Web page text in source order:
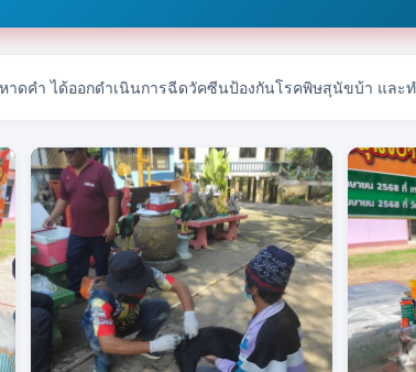
าดคำ ได้ออกดำเนินการฉีดวัคซีนป้องกันโรคพิษสุนัขบ้า แ